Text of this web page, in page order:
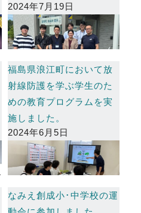
2024年7月19日
福島県浪江町において放
射線防護を学ぶ学生のた
めの教育プログラムを実
施しました。
2024年6月5日
なみえ創成小･中学校の運